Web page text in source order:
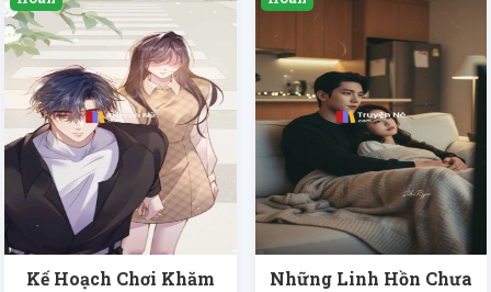
Kế Hoạch Chơi Khăm
Những Linh Hồn Chưa